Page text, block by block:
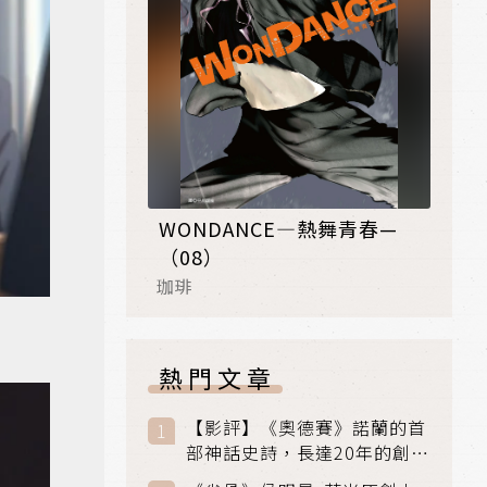
WONDANCE—熱舞青春—
（08）
珈琲
熱門文章
【影評】《奧德賽》諾蘭的首
部神話史詩，長達20年的創傷
與贖罪之旅